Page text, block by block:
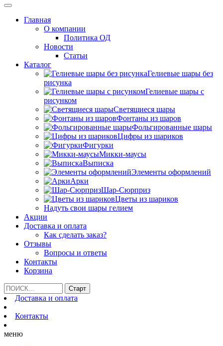
Главная
О компании
Политика ОД
Новости
Статьи
Каталог
Гелиевые шары без
рисунка
Гелиевые шары с
рисунком
Светящиеся шары
Фонтаны из шаров
Фольгированные шары
Цифры из шариков
Фигурки
Микки-маусы
Выписка
Элементы оформлений
Арки
Шар-Сюрприз
Цветы из шариков
Надуть свои шары гелием
Акции
Доставка и оплата
Как сделать заказ?
Отзывы
Вопросы и ответы
Контакты
Корзина
Доставка и оплата
Контакты
меню